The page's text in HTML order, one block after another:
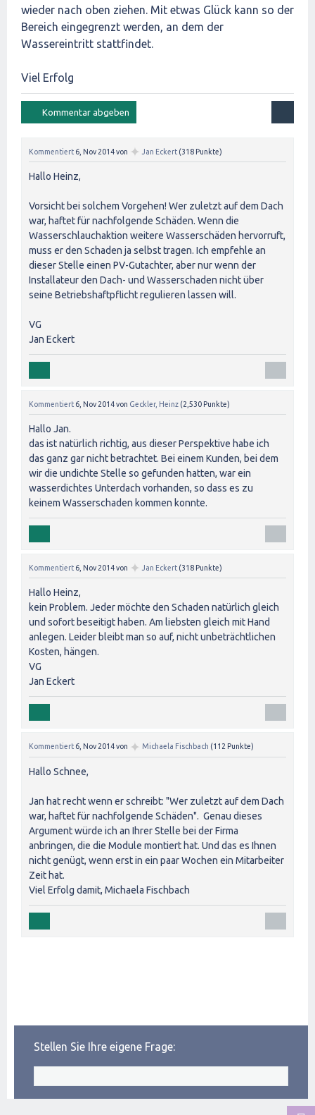
wieder nach oben ziehen. Mit etwas Glück kann so der
Bereich eingegrenzt werden, an dem der
Wassereintritt stattfindet.
Viel Erfolg
Kommentiert 6, Nov 2014von ✦ Jan Eckert (318 Punkte)
Hallo Heinz,
Vorsicht bei solchem Vorgehen! Wer zuletzt auf dem Dach
war, haftet für nachfolgende Schäden. Wenn die
Wasserschlauchaktion weitere Wasserschäden hervorruft,
muss er den Schaden ja selbst tragen. Ich empfehle an
dieser Stelle einen PV-Gutachter, aber nur wenn der
Installateur den Dach- und Wasserschaden nicht über
seine Betriebshaftpflicht regulieren lassen will.
VG
Jan Eckert
Kommentiert 6, Nov 2014von Geckler, Heinz (2,530 Punkte)
Hallo Jan.
das ist natürlich richtig, aus dieser Perspektive habe ich
das ganz gar nicht betrachtet. Bei einem Kunden, bei dem
wir die undichte Stelle so gefunden hatten, war ein
wasserdichtes Unterdach vorhanden, so dass es zu
keinem Wasserschaden kommen konnte.
Kommentiert 6, Nov 2014von ✦ Jan Eckert (318 Punkte)
Hallo Heinz,
kein Problem. Jeder möchte den Schaden natürlich gleich
und sofort beseitigt haben. Am liebsten gleich mit Hand
anlegen. Leider bleibt man so auf, nicht unbeträchtlichen
Kosten, hängen.
VG
Jan Eckert
Kommentiert 6, Nov 2014von ✦ Michaela Fischbach (112 Punkte)
Hallo Schnee,
Jan hat recht wenn er schreibt: "Wer zuletzt auf dem Dach
war, haftet für nachfolgende Schäden". Genau dieses
Argument würde ich an Ihrer Stelle bei der Firma
anbringen, die die Module montiert hat. Und das es Ihnen
nicht genügt, wenn erst in ein paar Wochen ein Mitarbeiter
Zeit hat.
Viel Erfolg damit, Michaela Fischbach
Stellen Sie Ihre eigene Frage: